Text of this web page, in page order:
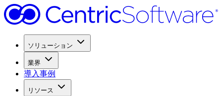
ソリューション
業界
導入事例
リソース